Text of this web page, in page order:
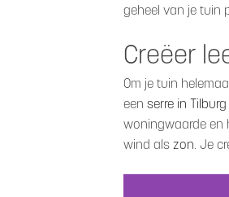
geheel van je tuin
Creëer
Om je tuin
een serre in Tilburg
woningwaarde en
wind alszon. Je